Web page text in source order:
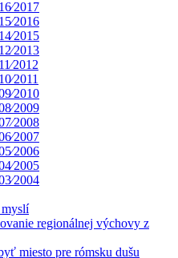
regionálnej výchovy z
miesto pre rómsku dušu